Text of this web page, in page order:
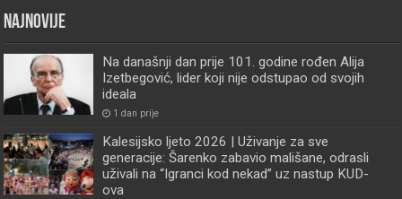
Najnovije
Na današnji dan prije 101. godine rođen Alija
Izetbegović, lider koji nije odstupao od svojih
ideala
1 dan prije
Kalesijsko ljeto 2026 | Uživanje za sve
generacije: Šarenko zabavio mališane, odrasli
uživali na “Igranci kod nekad” uz nastup KUD-
ova